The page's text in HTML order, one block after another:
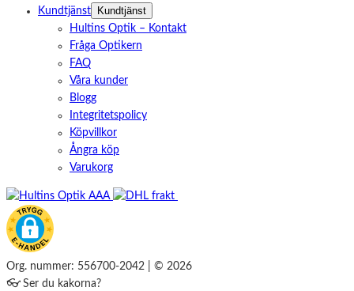
Kundtjänst
Kundtjänst
Hultins Optik – Kontakt
Fråga Optikern
FAQ
Våra kunder
Blogg
Integritetspolicy
Köpvillkor
Ångra köp
Varukorg
Org. nummer: 556700-2042 | © 2026
👓 Ser du kakorna?